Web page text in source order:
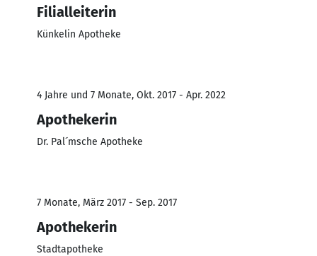
Filialleiterin
Künkelin Apotheke
4 Jahre und 7 Monate, Okt. 2017 - Apr. 2022
Apothekerin
Dr. Pal´msche Apotheke
7 Monate, März 2017 - Sep. 2017
Apothekerin
Stadtapotheke